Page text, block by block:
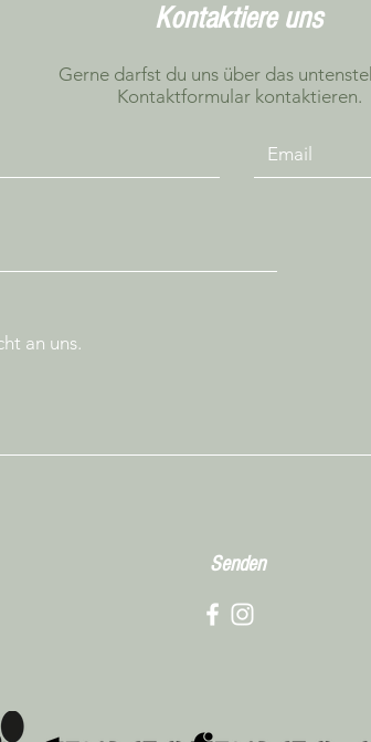
Kontaktiere uns
Gerne darfst du uns über das
Kontaktformular kontaktieren.
Senden